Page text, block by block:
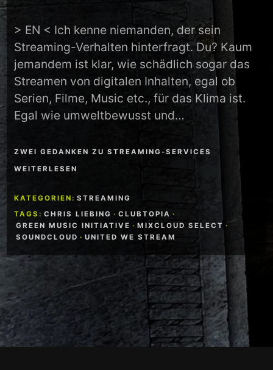
> EN < Ich kenne niemanden, der sein
Streaming-Verhalten hinterfragt. Du? Kaum
jemandem ist klar, wie schädlich sogar das
Streamen von digitalen Inhalten, egal ob
Serien, Filme, Music etc., für das Klima ist.
Egal wie umweltbewusst und…
ZWEI GEDANKEN ZU STREAMING-SERVICES
WEITERLESEN
KATEGORIEN: STREAMING
TAGS: CHRIS LIEBING · CLUBTOPIA ·
GREEN MUSIC INITIATIVE · MIXCLOUD SELECT ·
SOUNDCLOUD · UNITED WE STREAM